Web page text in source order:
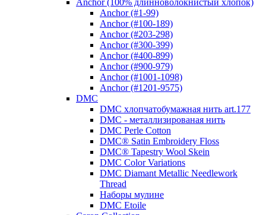
Anchor (#1-99)
Anchor (#100-189)
Anchor (#203-298)
Anchor (#300-399)
Anchor (#400-899)
Anchor (#900-979)
Anchor (#1001-1098)
Anchor (#1201-9575)
DMC
DMC хлопчатобумажная нить art.177
DMC - металлизированая нить
DMC Perle Cotton
DMC® Satin Embroidery Floss
DMC® Tapestry Wool Skein
DMC Color Variations
DMC Diamant Metallic Needlework
Thread
Наборы мулине
DMC Etoile